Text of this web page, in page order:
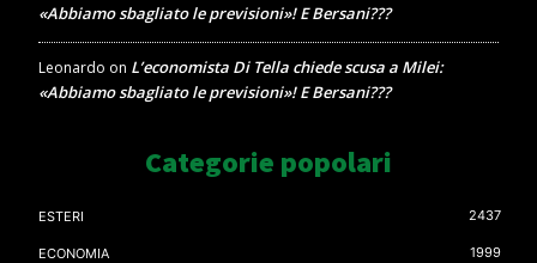
«Abbiamo sbagliato le previsioni»! E Bersani???
Leonardo on L’economista Di Tella chiede scusa a Milei:
«Abbiamo sbagliato le previsioni»! E Bersani???
Categorie popolari
ESTERI 2437
ECONOMIA 1999